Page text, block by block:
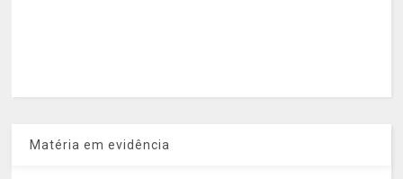
Matéria em evidência